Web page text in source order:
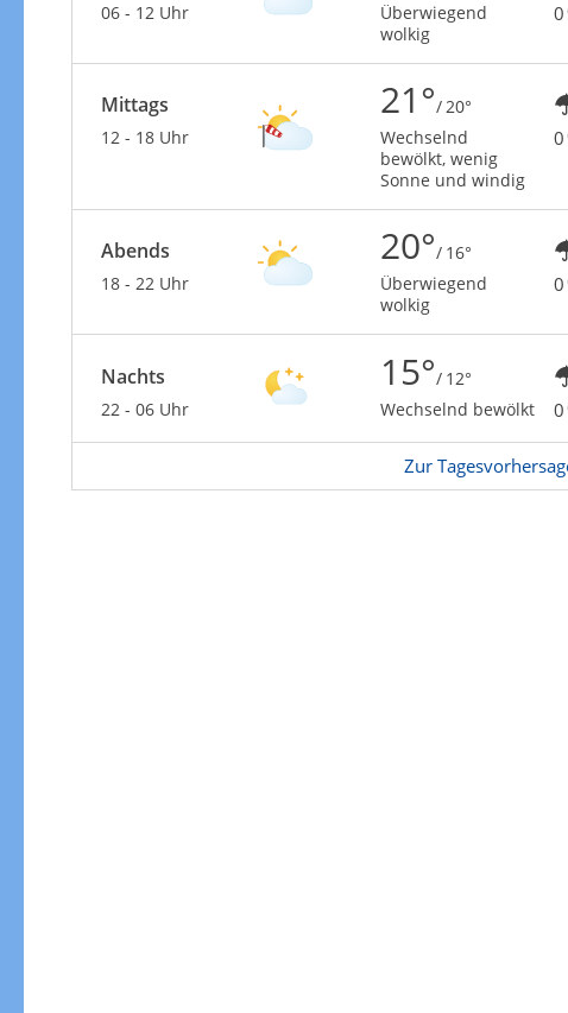
06 - 12 Uhr
Überwiegend
wolkig
0
Mittags
12 - 18 Uhr
21°/ 20°
Wechselnd
bewölkt, wenig
Sonne und windig
0
Abends
18 - 22 Uhr
20°/ 16°
Überwiegend
wolkig
0
Nachts
22 - 06 Uhr
15°/ 12°
Wechselnd bewölkt
0
Zur